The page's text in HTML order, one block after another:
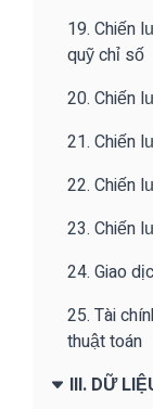
19. Chiến
quỹ chỉ số
20. Chiến
21. Chiến
22. Chiến
23. Chiến
24. Giao
25. Tài
thuật toán
III. DỮ